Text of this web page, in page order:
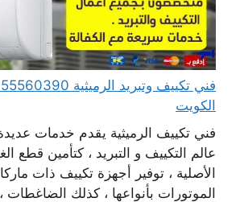
الكويت
فني تكييف الرميثية يقدم خدمات
عالم التكييف و التبريد ، كتأمين قطع
الأصلية ، توفير أجهزة تكييف ذات
الموتورات بأنواعها ، كذلك